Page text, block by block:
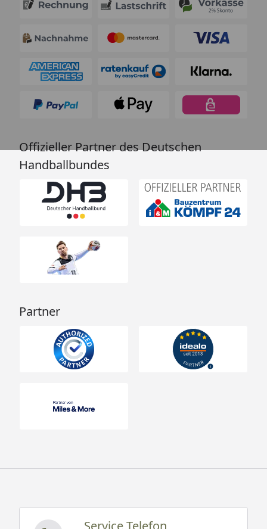
Offizieller Partner des Deutschen
Handballbundes
Partner